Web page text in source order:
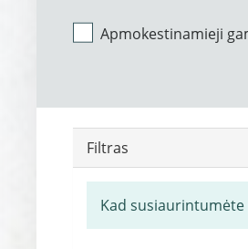
Apmokestinamieji
Filtras
Kad